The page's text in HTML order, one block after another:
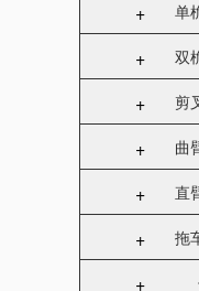
+ 单
+ 双
+ 剪
+ 曲
+ 直
+ 拖
+